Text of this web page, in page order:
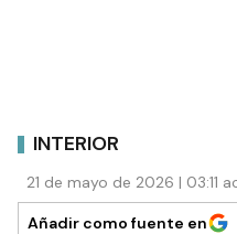
INTERIOR
21 de mayo de 2026 | 03:11
Añadir como fuente en